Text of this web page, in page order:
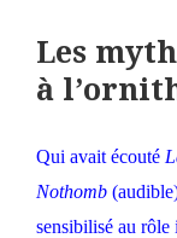
Les
à
Qui avait écouté
Nothomb (audible
sensibilisé au rôle